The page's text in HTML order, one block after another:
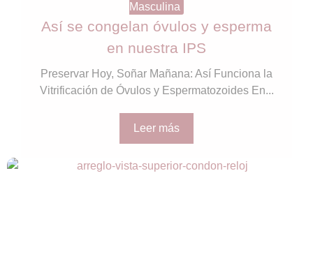
Masculina
Así se congelan óvulos y esperma
en nuestra IPS
Preservar Hoy, Soñar Mañana: Así Funciona la
Vitrificación de Óvulos y Espermatozoides En...
Leer más